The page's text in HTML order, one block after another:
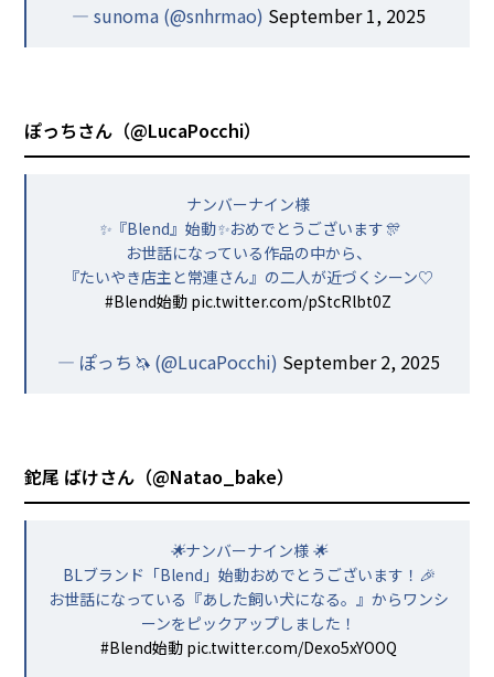
— sunoma (@snhrmao) September 1, 2025
ぽっちさん（@LucaPocchi）
ナンバーナイン様
✨『Blend』始動✨おめでとうございます🎊
お世話になっている作品の中から、
『たいやき店主と常連さん』の二人が近づくシーン♡
#Blend始動 pic.twitter.com/pStcRlbt0Z
— ぽっち🦄 (@LucaPocchi) September 2, 2025
鉈尾 ばけさん（@Natao_bake）
🌟ナンバーナイン様 🌟
BLブランド「Blend」始動おめでとうございます！🎉
お世話になっている『あした飼い犬になる。』からワンシ
ーンをピックアップしました！
#Blend始動 pic.twitter.com/Dexo5xYOOQ